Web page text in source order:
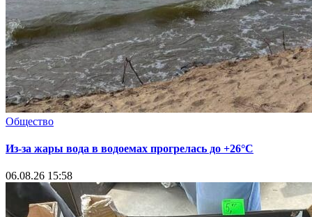
Общество
Из-за жары вода в водоемах прогрелась до +26°C
06.08.26 15:58